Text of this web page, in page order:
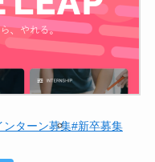
ンターン募集#新卒募集